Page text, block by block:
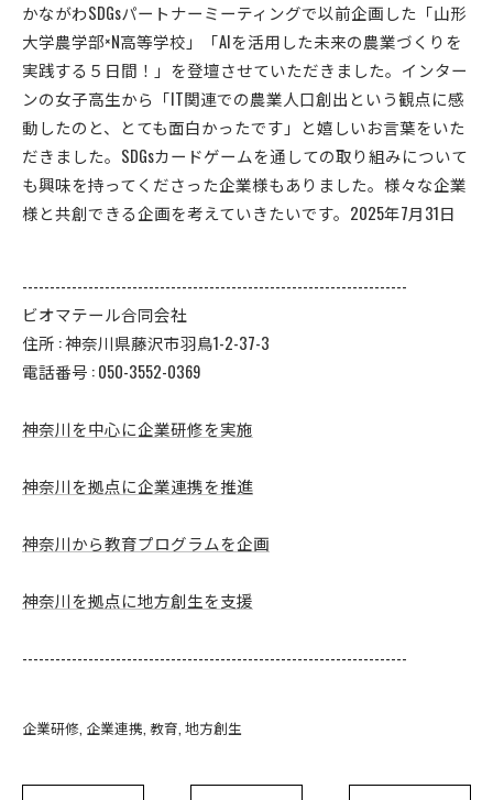
かながわSDGsパートナーミーティングで以前企画した「山形
大学農学部×N高等学校」「AIを活用した未来の農業づくりを
実践する５日間！」を登壇させていただきました。インター
ンの女子高生から「IT関連での農業人口創出という観点に感
動したのと、とても面白かったです」と嬉しいお言葉をいた
だきました。SDGsカードゲームを通しての取り組みについて
も興味を持ってくださった企業様もありました。様々な企業
様と共創できる企画を考えていきたいです。2025年7月31日
----------------------------------------------------------------------
ビオマテール合同会社
住所 : 神奈川県藤沢市羽鳥1-2-37-3
電話番号 : 050-3552-0369
神奈川を中心に企業研修を実施
神奈川を拠点に企業連携を推進
神奈川から教育プログラムを企画
神奈川を拠点に地方創生を支援
----------------------------------------------------------------------
企業研修 企業連携 教育 地方創生